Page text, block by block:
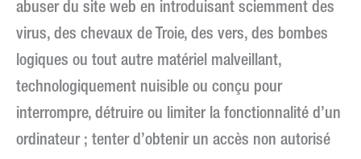
abuser du site web en introduisant sciemment des
virus, des chevaux de Troie, des vers, des bombes
logiques ou tout autre matériel malveillant,
technologiquement nuisible ou conçu pour
interrompre, détruire ou limiter la fonctionnalité d’un
ordinateur ; tenter d’obtenir un accès non autorisé